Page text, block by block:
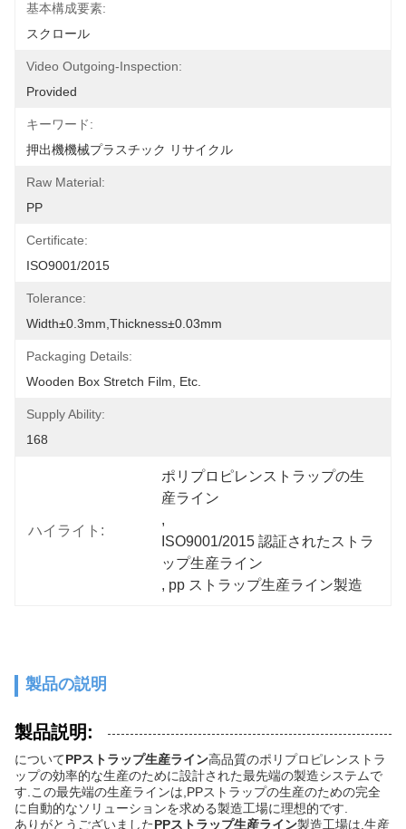
基本構成要素:
スクロール
Video Outgoing-Inspection:
Provided
キーワード:
押出機機械プラスチック リサイクル
Raw Material:
PP
Certificate:
ISO9001/2015
Tolerance:
Width±0.3mm,Thickness±0.03mm
Packaging Details:
Wooden Box Stretch Film, Etc.
Supply Ability:
168
ハイライト:
ポリプロピレンストラップの生
産ライン
,
ISO9001/2015 認証されたストラ
ップ生産ライン
, pp ストラップ生産ライン製造
製品の説明
製品説明:
についてPPストラップ生産ライン高品質のポリプロピレンストラ
ップの効率的な生産のために設計された最先端の製造システムで
す.この最先端の生産ラインは,PPストラップの生産のための完全
に自動的なソリューションを求める製造工場に理想的です.
ありがとうございましたPPストラップ生産ライン製造工場は,生産